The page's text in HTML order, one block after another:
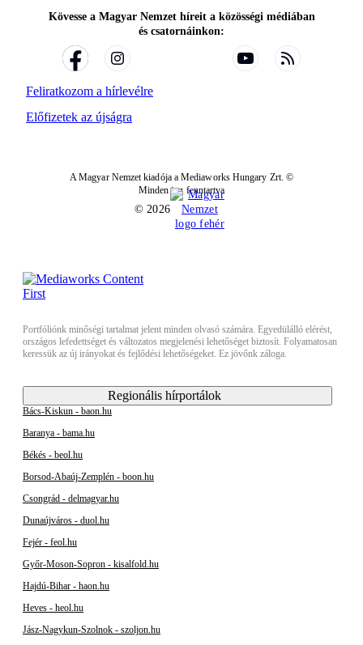
Feliratkozom a hírlevélre
Kövesse a Magyar Nemzet híreit a közösségi médiában
és csatornáinkon:
Előfizetek az újságra
A Magyar Nemzet kiadója a Mediaworks Hungary Zrt. ©
Minden jog fenntartva
© 2026
Portfóliónk minőségi tartalmat jelent minden olvasó számára. Egyedülálló elérést,
országos lefedettséget és változatos megjelenési lehetőséget biztosít. Folyamatosan
keressük az új irányokat és fejlődési lehetőségeket. Ez jövőnk záloga.
Regionális hírportálok
Bács-Kiskun - baon.hu
Baranya - bama.hu
Békés - beol.hu
Borsod-Abaúj-Zemplén - boon.hu
Csongrád - delmagyar.hu
Dunaújváros - duol.hu
Fejér - feol.hu
Győr-Moson-Sopron - kisalfold.hu
Hajdú-Bihar - haon.hu
Heves - heol.hu
Jász-Nagykun-Szolnok - szoljon.hu